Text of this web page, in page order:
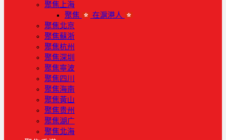
聚焦上海
聚焦
在滬港人
聚焦北京
聚焦蘇浙
聚焦杭州
聚焦深圳
聚焦寧波
聚焦四川
聚焦海南
聚焦黃山
聚焦贵州
聚焦湖广
聚焦北海